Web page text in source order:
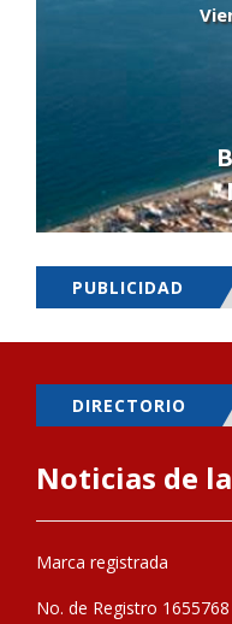
PUBLICIDAD
DIRECTORIO
Noticias de
Marca registrada
No. de Registro 1655768